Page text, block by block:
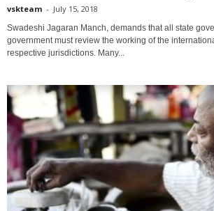
vskteam - July 15, 2018
Swadeshi Jagaran Manch, demands that all state
government must review the working of the
respective jurisdictions. Many...